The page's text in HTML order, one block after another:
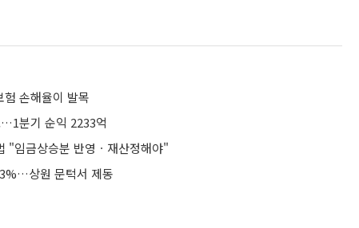
손해율이 발목
분기 순익 2233억
"임금상승분 반영ㆍ재산정해야"
상원 문턱서 제동